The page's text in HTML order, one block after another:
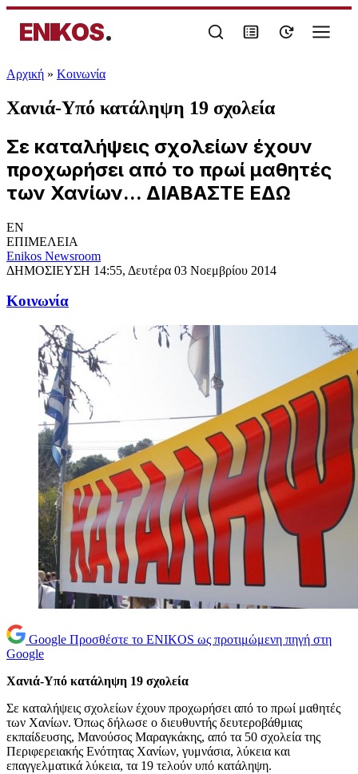
ENIKOS.
Αρχική » Κοινωνία
Χανιά-Υπό κατάληψη 19 σχολεία
Σε καταλήψεις σχολείων έχουν
προχωρήσει από το πρωί μαθητές
των Χανίων... ΔΙΑΒΑΣΤΕ ΕΔΩ
EN
ΕΠΙΜΕΛΕΙΑ
Enikos Newsroom
ΔΗΜΟΣΙΕΥΣΗ 14:55, Δευτέρα 03 Νοεμβρίου 2014
Κοινωνία
Google Προσθέστε το ENIKOS ως προτιμώμενη πηγή στη
Google
Χανιά-Υπό κατάληψη 19 σχολεία
Σε καταλήψεις σχολείων έχουν προχωρήσει από το πρωί μαθητές
των Χανίων. Όπως δήλωσε ο διευθυντής δευτεροβάθμιας
εκπαίδευσης, Μανούσος Μαραγκάκης, από τα 50 σχολεία της
Περιφερειακής Ενότητας Χανίων, γυμνάσια, λύκεια και
επαγγελματικά λύκεια, τα 19 τελούν υπό κατάληψη.